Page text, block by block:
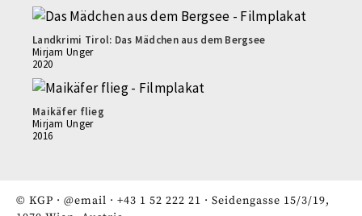
Landkrimi Tirol: Das Mädchen aus dem Bergsee
Mirjam Unger
2020
Maikäfer flieg
Mirjam Unger
2016
© KGP · @email · +43 1 52 222 21 · Seidengasse 15/3/19,